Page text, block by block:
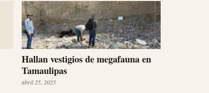
Hallan vestigios de megafauna en
Tamaulipas
abril 25, 2025